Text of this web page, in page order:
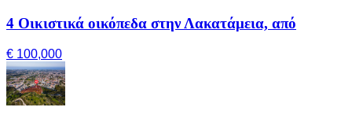
4 Οικιστικά οικόπεδα στην Λακατάμεια, από
€ 100,000